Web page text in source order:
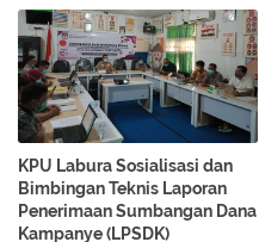
KPU Labura Sosialisasi dan
Bimbingan Teknis Laporan
Penerimaan Sumbangan Dana
Kampanye (LPSDK)